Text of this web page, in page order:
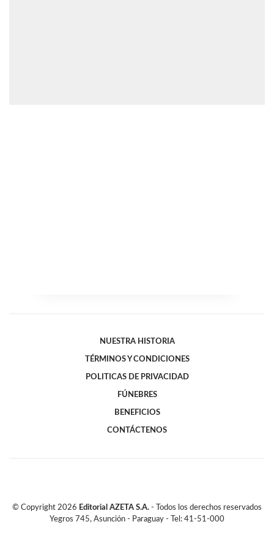
NUESTRA HISTORIA
TÉRMINOS Y CONDICIONES
POLITICAS DE PRIVACIDAD
FÚNEBRES
BENEFICIOS
CONTÁCTENOS
© Copyright 2026 Editorial AZETA S.A. - Todos los derechos reservados
Yegros 745, Asunción - Paraguay - Tel: 41-51-000